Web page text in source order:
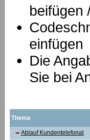
beifügen
einfügen
Die
Sie bei
Thema
Ablauf Kundentelefonat